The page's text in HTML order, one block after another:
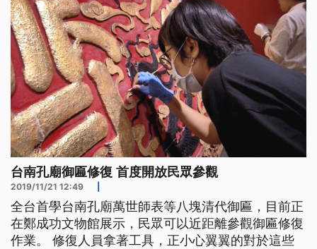
然不懂啦，可是究竟這個平常別的地
台南孔廟御匾修復 首度開放民眾參觀
2019/11/21 12:49
全台首學台南孔廟萬世師表等八塊清代御匾，目前正
在鄭成功文物館展示，民眾可以近距離參觀御匾修復
作業。 修復人員拿著工具，正小心翼翼的對於這些